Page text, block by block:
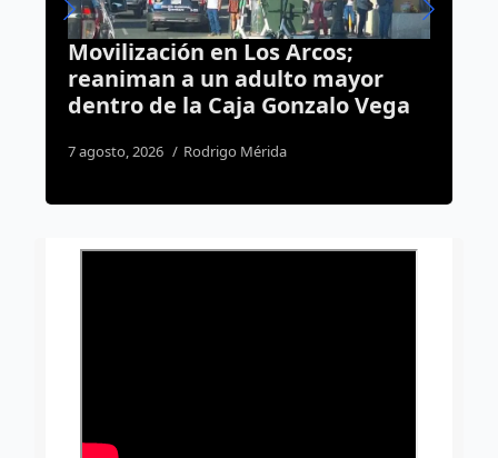
mayor
Vega
Gestiona Agustín Dorantes
regularización de 12
asentamientos irregulares